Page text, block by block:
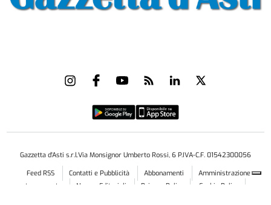
Gazzetta d'Asti s.r.l.Via Monsignor Umberto Rossi, 6 P.IVA-C.F. 01542300056
Feed RSS
Contatti e Pubblicità Abbonamenti
Amministrazione
trasparente
Norme Editoriali Privacy Policy
Cookie Policy